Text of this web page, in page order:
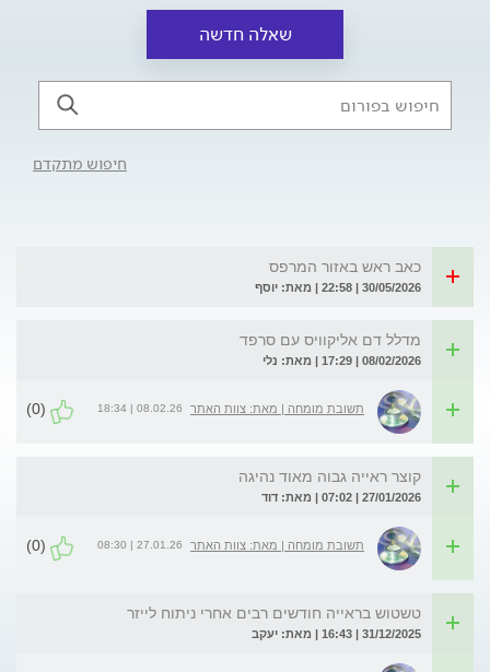
שאלה חדשה
חיפוש מתקדם
כאב ראש באזור המרפס
30/05/2026 | 22:58 | מאת: יוסף
מדלל דם אליקוויס עם סרפד
08/02/2026 | 17:29 | מאת: נלי
תשובת מומחה | מאת: צוות האתר 08.02.26 | 18:34
(0)
קוצר ראייה גבוה מאוד נהיגה
27/01/2026 | 07:02 | מאת: דוד
תשובת מומחה | מאת: צוות האתר 27.01.26 | 08:30
(0)
טשטוש בראייה חודשים רבים אחרי ניתוח לייזר
31/12/2025 | 16:43 | מאת: יעקב